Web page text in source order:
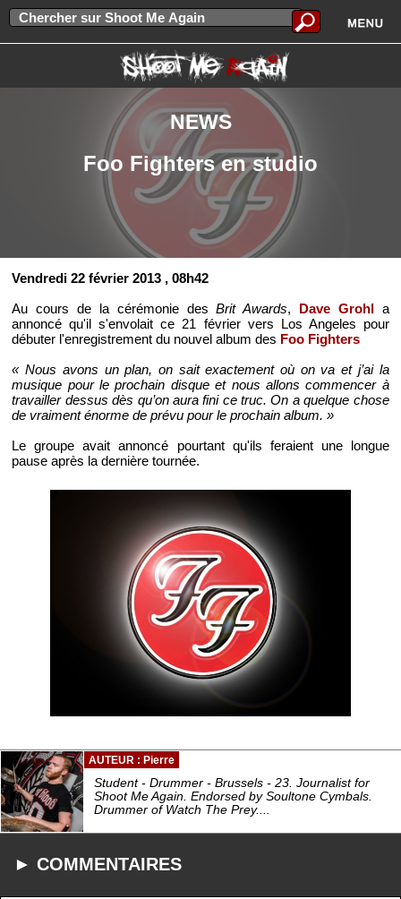
NEWS
Foo Fighters en studio
Vendredi 22 février 2013 , 08h42
Au cours de la cérémonie desBrit Awards, Dave Grohla
annoncé qu'il s'envolait ce 21 février vers Los Angeles pour
débuter l'enregistrement du nouvel album des Foo Fighters
« Nous avons un plan, on sait exactement où on va et j’ai la
musique pour le prochain disque et nous allons commencer à
travailler dessus dès qu’on aura fini ce truc. On a quelque chose
de vraiment énorme de prévu pour le prochain album. »
Le groupe avait annoncé pourtant qu'ils feraient une longue
pause après la dernière tournée.
AUTEUR : Pierre
Student - Drummer - Brussels - 23. Journalist for
Shoot Me Again. Endorsed by Soultone Cymbals.
Drummer of Watch The Prey....
► COMMENTAIRES